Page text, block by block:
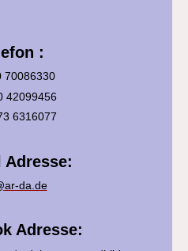
:
70086330
42099456
6316077
Adresse:
da.de
Adresse: